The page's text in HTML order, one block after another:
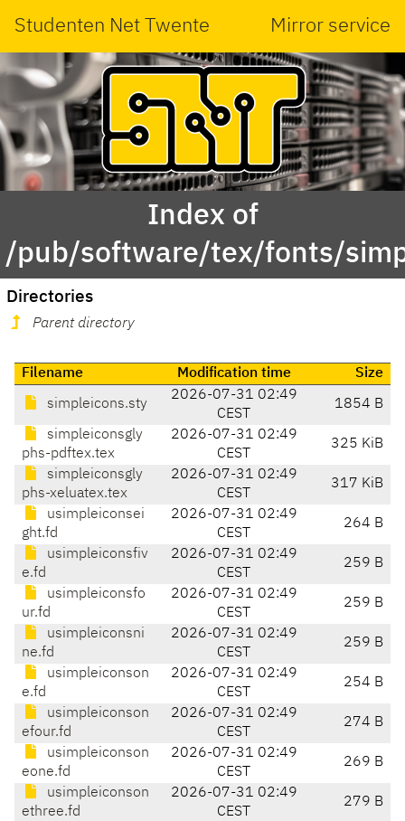
Studenten Net Twente Mirror service
Index of
/pub/software/tex/fonts/
Directories
Parent directory
Filename Modification time Size
simpleicons.sty
2026-07-31 02:49
CEST
1854 B
simpleiconsgly
phs-pdftex.tex
2026-07-31 02:49
CEST
325 KiB
simpleiconsgly
phs-xeluatex.tex
2026-07-31 02:49
CEST
317 KiB
usimpleiconsei
ght.fd
2026-07-31 02:49
CEST
264 B
usimpleiconsfiv
e.fd
2026-07-31 02:49
CEST
259 B
usimpleiconsfo
ur.fd
2026-07-31 02:49
CEST
259 B
usimpleiconsni
ne.fd
2026-07-31 02:49
CEST
259 B
usimpleiconson
e.fd
2026-07-31 02:49
CEST
254 B
usimpleiconson
efour.fd
2026-07-31 02:49
CEST
274 B
usimpleiconson
eone.fd
2026-07-31 02:49
CEST
269 B
usimpleiconson
ethree.fd
2026-07-31 02:49
CEST
279 B